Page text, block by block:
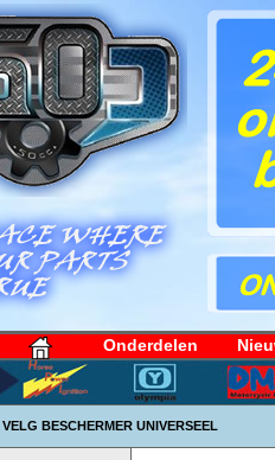
Onderdelen
VELG BESCHERMER UNIVERSEEL